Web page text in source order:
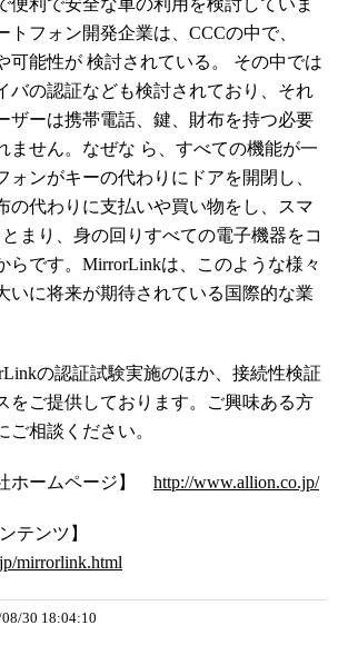
便利で安全な車の利用を検討していま
トフォン開発企業は、CCCの中で、
可能性が 検討されている。 その中では
バの認証なども検討されており、それ
ザーは携帯電話、鍵、財布を持つ必要
ません。なぜな ら、すべての機能が一
ォンがキーの代わりにドアを開閉し、
の代わりに支払いや買い物をし、スマ
まり、身の回りすべての電子機器をコ
らです。MirrorLinkは、このような様々
いに将来が期待されている国際的な業
の認証試験実施のほか、接続性検証
をご提供しております。ご興味ある方
ご相談ください。
ホームページ】 http://www.allion.co.jp/
ンテンツ】
mirrorlink.html
30 18:04:10